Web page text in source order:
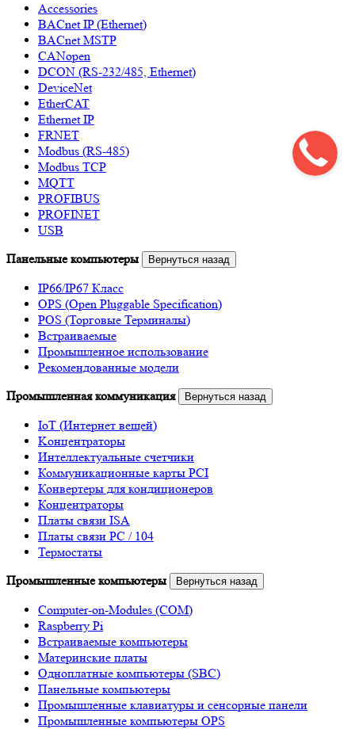
Accessories
BACnet IP (Ethernet)
BACnet MSTP
CANopen
DCON (RS-232/485, Ethernet)
DeviceNet
EtherCAT
Ethernet IP
FRNET
Modbus (RS-485)
Modbus TCP
MQTT
PROFIBUS
PROFINET
USB
Панельные компьютеры
Вернуться назад
IP66/IP67 Класс
OPS (Open Pluggable Specification)
POS (Торговые Терминалы)
Встраиваемые
Промышленное использование
Рекомендованные модели
Промышленная коммуникация
Вернуться назад
IoT (Интернет вещей)
Kонцентраторы
Интеллектуальные счетчики
Коммуникационные карты PCI
Конвертеры для кондиционеров
Концентраторы
Платы связи ISA
Платы связи PC / 104
Термостаты
Промышленные компьютеры
Вернуться назад
Computer-on-Modules (COM)
Raspberry Pi
Встраиваемые компьютеры
Материнские платы
Одноплатные компьютеры (SBC)
Панельные компьютеры
Промышленные клавиатуры и сенсорные панели
Промышленные компьютеры OPS